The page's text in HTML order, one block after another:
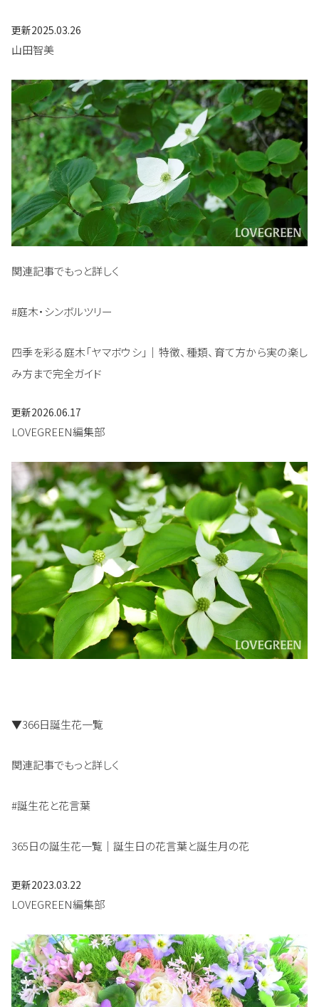
更新2025.03.26
山田智美
関連記事でもっと詳しく
#庭木・シンボルツリー
四季を彩る庭木「ヤマボウシ」｜特徴、種類、育て方から実の楽し
み方まで完全ガイド
更新2026.06.17
LOVEGREEN編集部
▼366日誕生花一覧
関連記事でもっと詳しく
#誕生花と花言葉
365日の誕生花一覧｜誕生日の花言葉と誕生月の花
更新2023.03.22
LOVEGREEN編集部